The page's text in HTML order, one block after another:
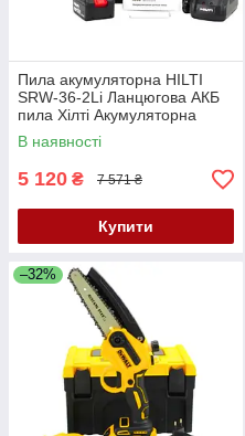
Пила акумуляторна HILTI
SRW-36-2Li Ланцюгова АКБ
пила Хілті Акумуляторна
пила 36V 6.0Ah Потужна
пила
В наявності
5 120 ₴ 7 571 ₴
Купити
–32%